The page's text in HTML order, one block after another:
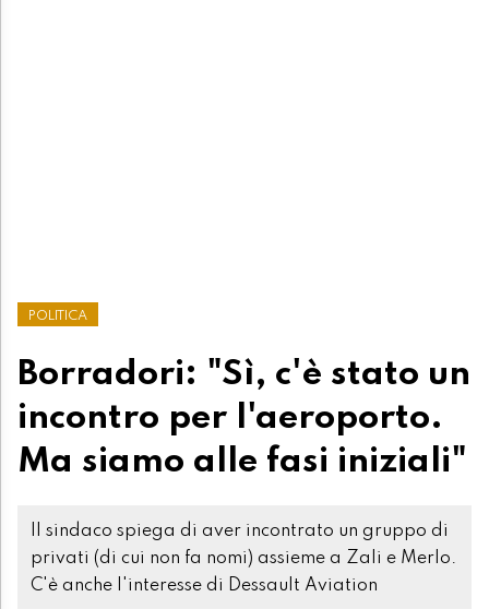
POLITICA
Borradori: "Sì, c'è stato un
incontro per l'aeroporto.
Ma siamo alle fasi iniziali"
Il sindaco spiega di aver incontrato un gruppo di
privati (di cui non fa nomi) assieme a Zali e Merlo.
C'è anche l'interesse di Dessault Aviation